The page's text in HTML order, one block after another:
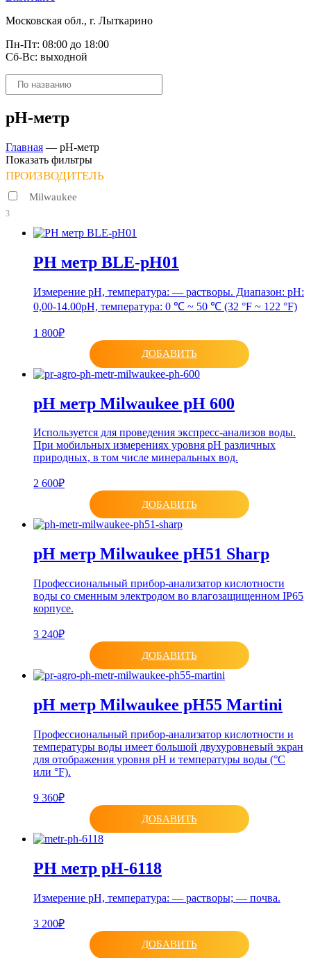
Московская обл., г. Лыткарино
Пн-Пт: 08:00 до 18:00
Сб-Вс: выходной
Поиск
товаров
pH-метр
Главная — pH-метр
Показать фильтры
ПРОИЗВОДИТЕЛЬ
Milwaukee
3
PH метр BLE-рН01
Измерение рН, температура: — растворы. Диапазон: pH:
0,00-14.00pH, температура: 0 ℃ ~ 50 ℃ (32 °F ~ 122 °F)
1 800₽
ДОБАВИТЬ
pH метр Milwaukee pH 600
Используется для проведения экспресс-анализов воды.
При мобильных измерениях уровня рН различных
природных, в том числе минеральных вод.
2 600₽
ДОБАВИТЬ
pH метр Milwaukee pH51 Sharp
Профессиональный прибор-анализатор кислотности
воды cо сменным электродом во влагозащищенном IP65
корпусе.
3 240₽
ДОБАВИТЬ
pH метр Milwaukee pH55 Martini
Профессиональный прибор-анализатор кислотности и
температуры воды имеет большой двухуровневый экран
для отображения уровня pH и температуры воды (°C
или °F).
9 360₽
ДОБАВИТЬ
PH метр pH-6118
Измерение рН, температура: — растворы; — почва.
3 200₽
ДОБАВИТЬ